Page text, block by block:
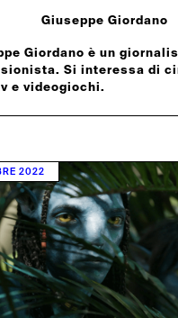
Giuseppe Giordano
Giordano è un
Si interessa di
e videogiochi.
2022